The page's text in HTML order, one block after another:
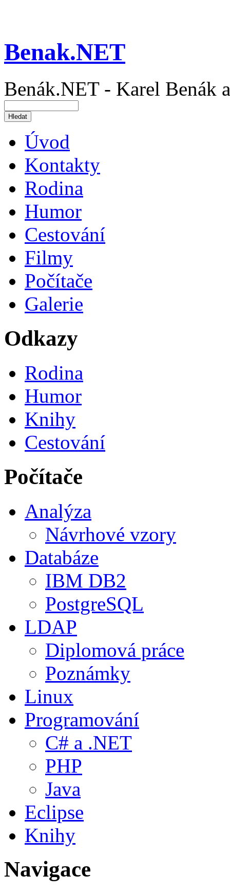
Benak.NET
Benák.NET - Karel Benák
Úvod
Kontakty
Rodina
Humor
Cestování
Filmy
Počítače
Galerie
Odkazy
Rodina
Humor
Knihy
Cestování
Počítače
Analýza
Návrhové vzory
Databáze
IBM DB2
PostgreSQL
LDAP
Diplomová práce
Poznámky
Linux
Programování
C# a .NET
PHP
Java
Eclipse
Knihy
Navigace